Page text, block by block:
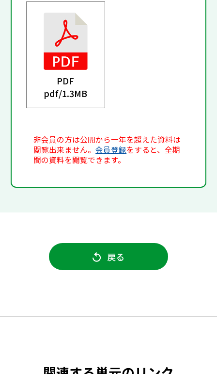
PDF
pdf/1.3MB
非会員の方は公開から一年を超えた資料は
閲覧出来ません。会員登録をすると、全期
間の資料を閲覧できます。
戻る